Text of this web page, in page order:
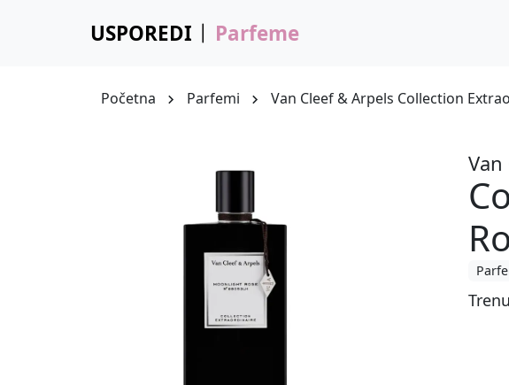
USPOREDI Parfeme
Početna Parfemi Van Cleef & Arpels Collection